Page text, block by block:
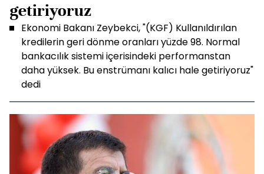
getiriyoruz
Ekonomi Bakanı Zeybekci, "(KGF) Kullanıldırılan
kredilerin geri dönme oranları yüzde 98. Normal
bankacılık sistemi içerisindeki performanstan
daha yüksek. Bu enstrümanı kalıcı hale getiriyoruz"
dedi